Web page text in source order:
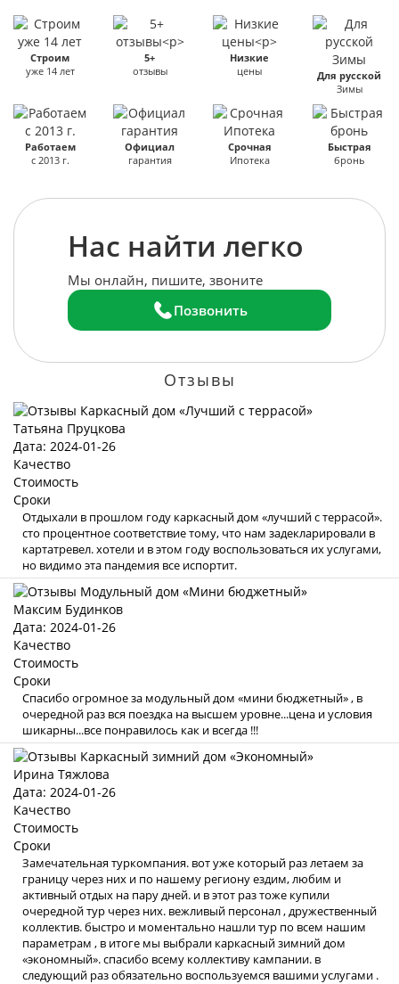
Строим
уже 14 лет
5+
отзывы
Низкие
цены
Для русской
Зимы
Работаем
с 2013 г.
Официал
гарантия
Срочная
Ипотека
Быстрая
бронь
Нас найти легко
Мы онлайн, пишите, звоните
Позвонить
Отзывы
Татьяна Пруцкова
Дата: 2024-01-26
Качество
Стоимость
Сроки
Отдыхали в прошлом году каркасный дом «лучший с террасой».
сто процентное соответствие тому, что нам задекларировали в
картатревел. хотели и в этом году воспользоваться их услугами,
но видимо эта пандемия все испортит.
Максим Будинков
Дата: 2024-01-26
Качество
Стоимость
Сроки
Спасибо огромное за модульный дом «мини бюджетный» , в
очередной раз вся поездка на высшем уровне...цена и условия
шикарны...все понравилось как и всегда !!!
Ирина Тяжлова
Дата: 2024-01-26
Качество
Стоимость
Сроки
Замечательная туркомпания. вот уже который раз летаем за
границу через них и по нашему региону ездим, любим и
активный отдых на пару дней. и в этот раз тоже купили
очередной тур через них. вежливый персонал , дружественный
коллектив. быстро и моментально нашли тур по всем нашим
параметрам , в итоге мы выбрали каркасный зимний дом
«экономный». спасибо всему коллективу кампании. в
следующий раз обязательно воспользуемся вашими услугами .